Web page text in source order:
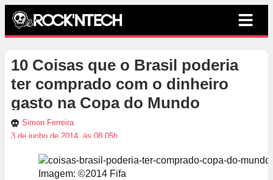
10 Coisas que o Brasil poderia
ter comprado com o dinheiro
gasto na Copa do Mundo
Simon Ferreira
3 de junho de 2014, às 08:05h
Imagem: ©2014 Fifa